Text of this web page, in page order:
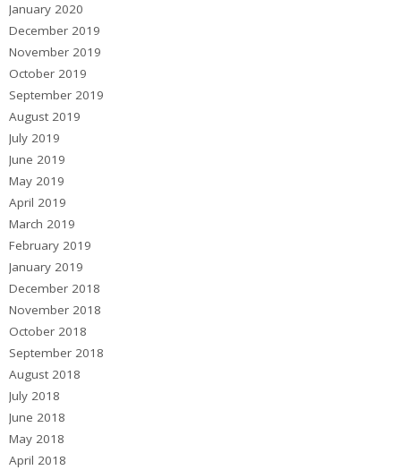
January 2020
December 2019
November 2019
October 2019
September 2019
August 2019
July 2019
June 2019
May 2019
April 2019
March 2019
February 2019
January 2019
December 2018
November 2018
October 2018
September 2018
August 2018
July 2018
June 2018
May 2018
April 2018